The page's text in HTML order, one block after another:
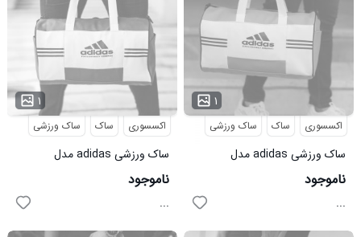
۱
اکسسوری ساک ساک ورزشی
ساک ورزشی adidas مدل
EMBRAC آبی
ناموجود
...
۱
اکسسوری ساک ساک ورزشی
ساک ورزشی adidas مدل
EMBRAC طوسی
ناموجود
...